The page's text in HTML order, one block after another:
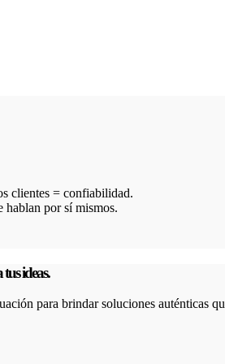
clientes = confiabilidad.
hablan por sí mismos.
ideas.
para brindar soluciones auténticas